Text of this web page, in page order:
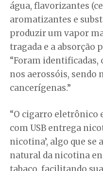
água, flavorizantes
aromatizantes e
produzir um vapor
tragada e a
“Foram identificadas,
nos aerossóis, sendo
cancerígenas.”
“O cigarro eletrônico
com USB entrega
nicotina’, algo que
natural da nicotina